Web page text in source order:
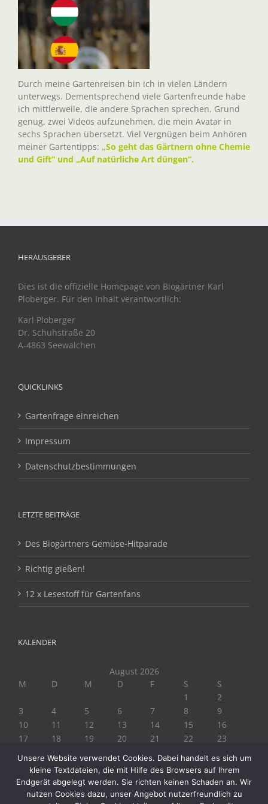
Durch meine Gartenreisen bin ich in vielen Ländern
unterwegs. Dementsprechend viele Gartenfreunde habe
ich mittlerweile, die andere Sprachen sprechen. Grund
genug, zwei Videos aufzunehmen, die mein Avatar in
sechs Sprachen übersetzt. Viel Vergnügen beim Anhören
meiner Gartentipps: „So geht das Gärtnern ohne Chemie
und Gift“ und „Auf natürliche Art düngen“.
HERAUSGEBER
Dies ist die offizielle Homepage von Biogärtner Karl
Ploberger. Für den Inhalt verantwortlich:
Karl Ploberger
Dr. Schuhstraße 20
A-4863 Seewalchen
QUICKLINKS
Gartenfrage einreichen
Impressum
Datenschutzbestimmungen
LETZTE BEITRÄGE
Des Biogärtners Gemüse-Hitparade
Richtig gießen!
12 x Lesestoff für Gartenfans
KALENDER
August 2026
M
D M D F S
S
1
2
3
4 5 6 7 8
9
10
11 12 13 14 15
16
17
18 19 20 21 22
23
« Juli
Unsere Website verwendet Cookies. Dabei handelt es sich um
kleine Textdateien, die mit Hilfe des Browsers auf Ihrem
Endgerät abgelegt werden. Sie richten keinen Schaden an. Wir
nutzen Cookies dazu, unser Angebot nutzerfreundlich zu